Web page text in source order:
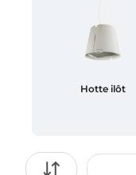
Hotte ilôt